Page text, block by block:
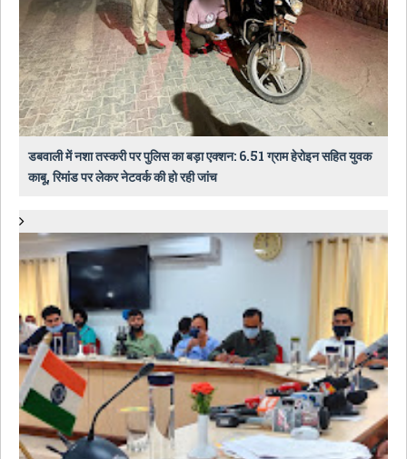
डबवाली में नशा तस्करी पर पुलिस का बड़ा एक्शन: 6.51 ग्राम हेरोइन सहित युवक
काबू, रिमांड पर लेकर नेटवर्क की हो रही जांच